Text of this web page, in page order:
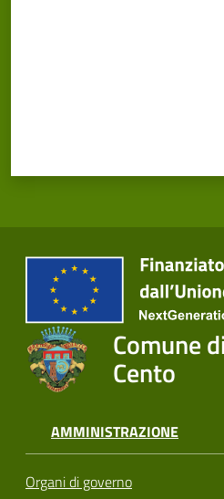
Comune
Cento
AMMINISTRAZIONE
Organi di governo